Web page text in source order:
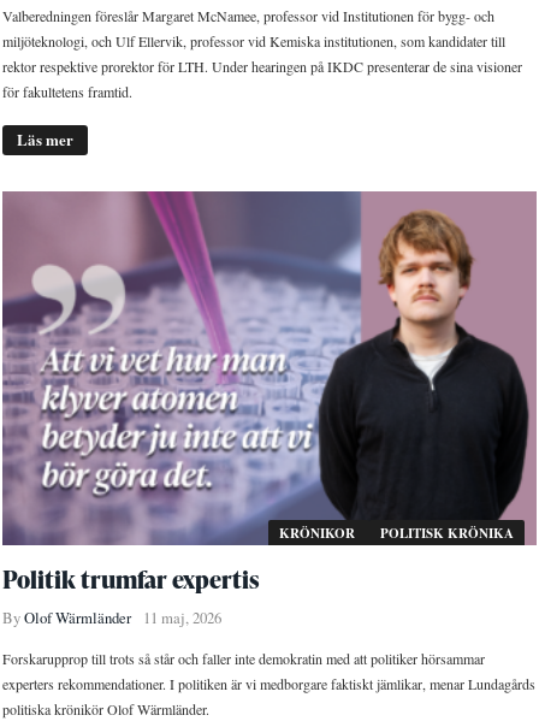
Valberedningen föreslår Margaret McNamee, professor vid Institutionen för bygg- och
miljöteknologi, och Ulf Ellervik, professor vid Kemiska institutionen, som kandidater till
rektor respektive prorektor för LTH. Under hearingen på IKDC presenterar de sina visioner
för fakultetens framtid.
Läs mer
KRÖNIKOR POLITISK KRÖNIKA
Politik trumfar expertis
ByOlof Wärmländer 11 maj, 2026
Forskarupprop till trots så står och faller inte demokratin med att politiker hörsammar
experters rekommendationer. I politiken är vi medborgare faktiskt jämlikar, menar Lundagårds
politiska krönikör Olof Wärmländer.